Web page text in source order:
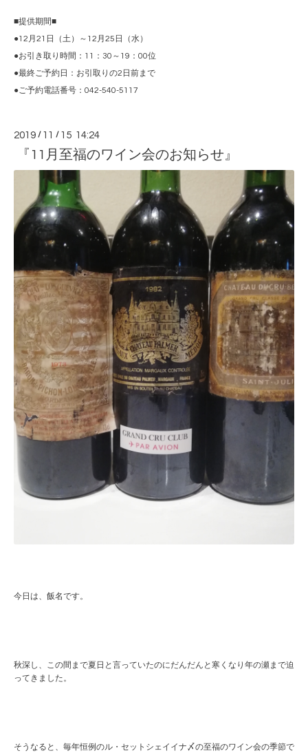
■提供期間■
●12月21日（土）～12月25日（水）
●お引き取り時間：11：30～19：00位
●最終ご予約日：お引取りの2日前まで
●ご予約電話番号：042-540-5117
2019 / 11 / 15 14:24
『11月至福のワイン会のお知らせ』
今日は、飯名です。
秋深し、この間まで夏日と言っていたのにだんだんと寒くなり年の瀬まで迫
ってきました。
そうなると、毎年恒例のル・セットシェイイナ〆の至福のワイン会の季節で